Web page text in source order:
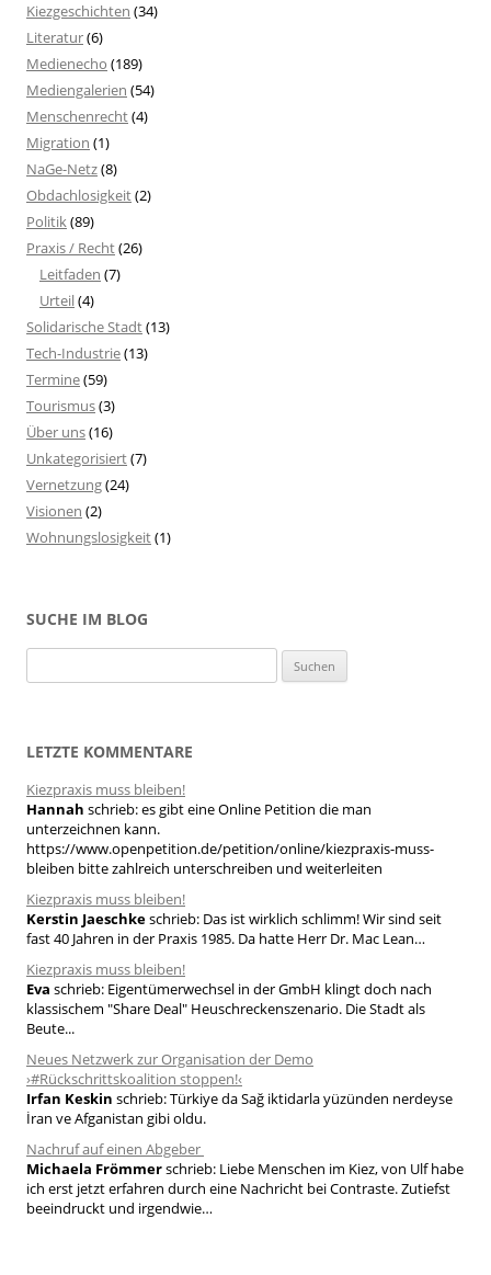
Kiezgeschichten (34)
Literatur(6)
Medienecho (189)
Mediengalerien (54)
Menschenrecht(4)
Migration (1)
NaGe-Netz(8)
Obdachlosigkeit(2)
Politik(89)
Praxis / Recht(26)
Leitfaden (7)
Urteil(4)
Solidarische Stadt(13)
Tech-Industrie(13)
Termine(59)
Tourismus(3)
Über uns(16)
Unkategorisiert(7)
Vernetzung(24)
Visionen (2)
Wohnungslosigkeit(1)
SUCHE IM BLOG
u
n
n
a
c
h
:
LETZTE KOMMENTARE
Kiezpraxis muss bleiben!
Hannah schrieb:es gibt eine Online Petition die man
unterzeichnen kann.
https://www.openpetition.de/petition/online/kiezpraxis-muss-
bleiben bitte zahlreich unterschreiben und weiterleiten
Kiezpraxis muss bleiben!
Kerstin Jaeschkeschrieb: Das ist wirklich schlimm! Wir sind seit
fast 40 Jahren in der Praxis 1985. Da hatte Herr Dr. Mac Lean…
Kiezpraxis muss bleiben!
Eva schrieb: Eigentümerwechsel in der GmbH klingt doch nach
klassischem "Share Deal" Heuschreckenszenario. Die Stadt als
Beute...
Neues Netzwerk zur Organisation der Demo
›#Rückschrittskoalition stoppen!‹
Irfan Keskin schrieb:Türkiye da Sağ iktidarla yüzünden nerdeyse
İran ve Afganistan gibi oldu.
Nachruf auf einen Abgeber
Michaela Frömmerschrieb: Liebe Menschen im Kiez, von Ulf habe
ich erst jetzt erfahren durch eine Nachricht bei Contraste. Zutiefst
beeindruckt und irgendwie…